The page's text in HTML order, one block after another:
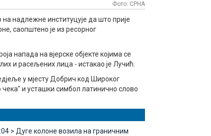
Фото: СРНА
надлежне институцује да што прије
саопштено је из ресорног
напада на вјерске објекте којима се
и расељених лица - истакао је Лучић.
у мјесту Добрич код Широког
чека" и усташки симбол латинично слово
> Дуге колоне возила на граничним